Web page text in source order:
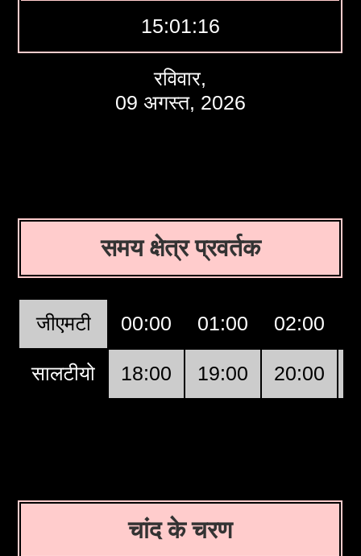
15:01:17
रविवार,
09 अगस्त, 2026
समय क्षेत्र प्रवर्तक
जीएमटी 00:00 01:00 02:00
सालटीयो 18:00 19:00 20:00
चांद के चरण